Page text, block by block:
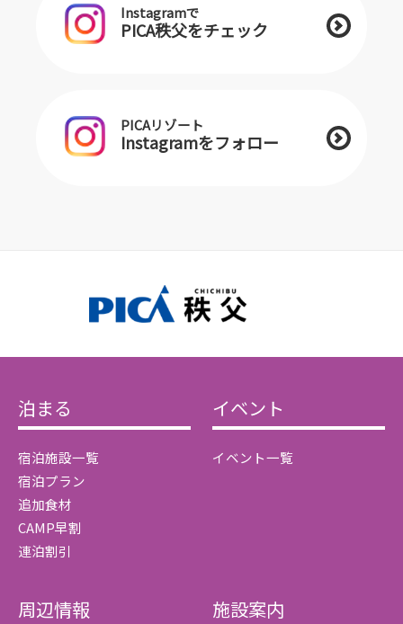
Instagramで
PICA秩父をチェック
PICAリゾート
Instagramをフォロー
泊まる
宿泊施設一覧
宿泊プラン
追加食材
CAMP早割
連泊割引
イベント
イベント一覧
周辺情報 施設案内